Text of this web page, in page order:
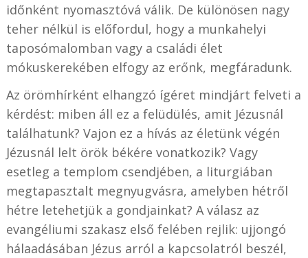
időnként nyomasztóvá válik. De különösen nagy
teher nélkül is előfordul, hogy a munkahelyi
taposómalomban vagy a családi élet
mókuskerekében elfogy az erőnk, megfáradunk.
Az örömhírként elhangzó ígéret mindjárt felveti a
kérdést: miben áll ez a felüdülés, amit Jézusnál
találhatunk? Vajon ez a hívás az életünk végén
Jézusnál lelt örök békére vonatkozik? Vagy
esetleg a templom csendjében, a liturgiában
megtapasztalt megnyugvásra, amelyben hétről
hétre letehetjük a gondjainkat? A válasz az
evangéliumi szakasz első felében rejlik: ujjongó
hálaadásában Jézus arról a kapcsolatról beszél,